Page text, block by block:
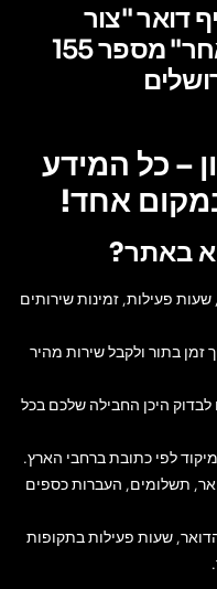
דואר "צור
באחר" מספר 155
– כל המידע
אחד!
באתר?
פעילות, זמינות שירותים
זמן בתור ולקבל שירות מהיר
לבדוק היכן החבילה שלכם בכל
לפי כתובת ברחבי הארץ.
תשלומים, העברות כספים
הדואר, שעות פעילות בתקופות